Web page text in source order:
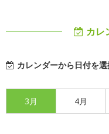
カレ
カレンダーから日付を
3月 4月